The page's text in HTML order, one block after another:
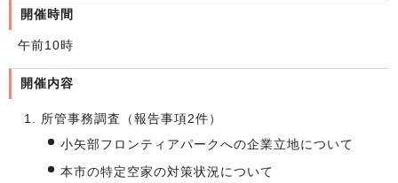
開催時間
午前10時
開催内容
所管事務調査（報告事項2件）
小矢部フロンティアパークへの企業立地について
本市の特定空家の対策状況について